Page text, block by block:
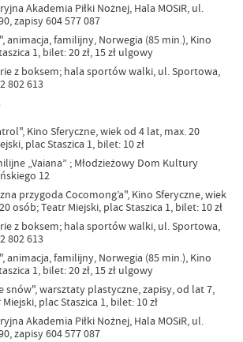
Akademia Piłki Nożnej, Hala MOSiR, ul.
zapisy 604 577 087
animacja, familijny, Norwegia (85 min.), Kino
1, bilet: 20 zł, 15 zł ulgowy
z boksem; hala sportów walki, ul. Sportowa,
802 613
Kino Sferyczne, wiek od 4 lat, max. 20
plac Staszica 1, bilet: 10 zł
„Vaiana” ; Młodzieżowy Dom Kultury
12
przygoda Cocomong’a", Kino Sferyczne, wiek
osób; Teatr Miejski, plac Staszica 1, bilet: 10 zł
z boksem; hala sportów walki, ul. Sportowa,
802 613
animacja, familijny, Norwegia (85 min.), Kino
1, bilet: 20 zł, 15 zł ulgowy
snów", warsztaty plastyczne, zapisy, od lat 7,
plac Staszica 1, bilet: 10 zł
Akademia Piłki Nożnej, Hala MOSiR, ul.
zapisy 604 577 087